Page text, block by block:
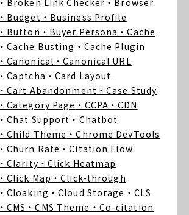
・Broken Link Checker ・Browser
・Budget ・Business Profile
・Button ・Buyer Persona ・Cache
・Cache Busting ・Cache Plugin
・Canonical ・Canonical URL
・Captcha ・Card Layout
・Cart Abandonment ・Case Study
・Category Page ・CCPA ・CDN
・Chat Support ・Chatbot
・Child Theme ・Chrome DevTools
・Churn Rate ・Citation Flow
・Clarity ・Click Heatmap
・Click Map ・Click-through
・Cloaking ・Cloud Storage ・CLS
・CMS ・CMS Theme ・Co-citation